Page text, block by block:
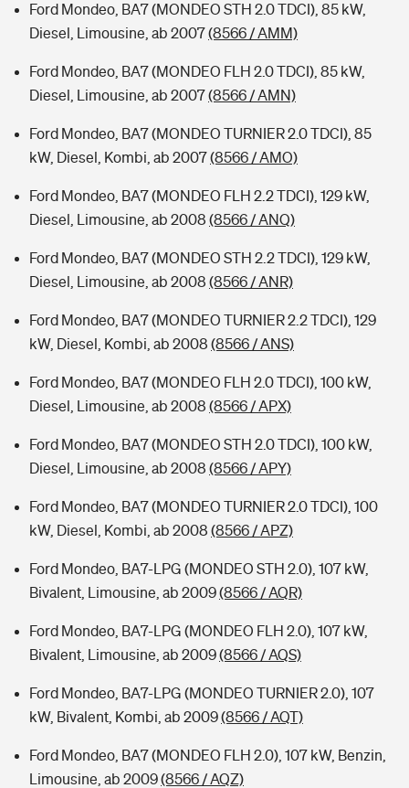
Ford Mondeo, BA7 (MONDEO STH 2.0 TDCI), 85 kW,
Diesel, Limousine, ab 2007(8566 / AMM)
Ford Mondeo, BA7 (MONDEO FLH 2.0 TDCI), 85 kW,
Diesel, Limousine, ab 2007(8566 / AMN)
Ford Mondeo, BA7 (MONDEO TURNIER 2.0 TDCI), 85
kW, Diesel, Kombi, ab 2007(8566 / AMO)
Ford Mondeo, BA7 (MONDEO FLH 2.2 TDCI), 129 kW,
Diesel, Limousine, ab 2008 (8566 / ANQ)
Ford Mondeo, BA7 (MONDEO STH 2.2 TDCI), 129 kW,
Diesel, Limousine, ab 2008 (8566 / ANR)
Ford Mondeo, BA7 (MONDEO TURNIER 2.2 TDCI), 129
kW, Diesel, Kombi, ab 2008 (8566 / ANS)
Ford Mondeo, BA7 (MONDEO FLH 2.0 TDCI), 100 kW,
Diesel, Limousine, ab 2008 (8566 / APX)
Ford Mondeo, BA7 (MONDEO STH 2.0 TDCI), 100 kW,
Diesel, Limousine, ab 2008 (8566 / APY)
Ford Mondeo, BA7 (MONDEO TURNIER 2.0 TDCI), 100
kW, Diesel, Kombi, ab 2008 (8566 / APZ)
Ford Mondeo, BA7-LPG (MONDEO STH 2.0), 107 kW,
Bivalent, Limousine, ab 2009(8566 / AQR)
Ford Mondeo, BA7-LPG (MONDEO FLH 2.0), 107 kW,
Bivalent, Limousine, ab 2009(8566 / AQS)
Ford Mondeo, BA7-LPG (MONDEO TURNIER 2.0), 107
kW, Bivalent, Kombi, ab 2009(8566 / AQT)
Ford Mondeo, BA7 (MONDEO FLH 2.0), 107 kW, Benzin,
Limousine, ab 2009(8566 / AQZ)